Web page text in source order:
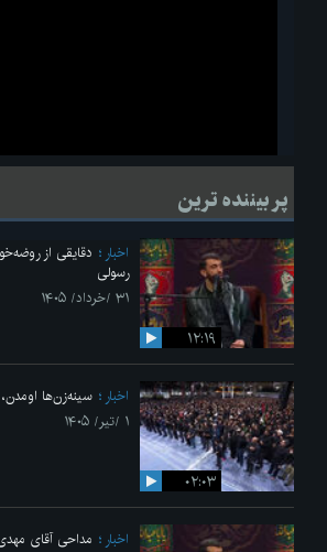
لحظاتی از قرائت زیارت اربعین امام حسین(ع) در
پر بیننده ترین
۱۲:۱۹
اخبار
دقایقی از
رسولی
۳۱ /خرداد/ ۱۴۰۵
۰۲:۰۳
اخبار
سینه‌زن‌ها اومدن،‌
۱ /تیر/ ۱۴۰۵
اخبار
مداحی آقای